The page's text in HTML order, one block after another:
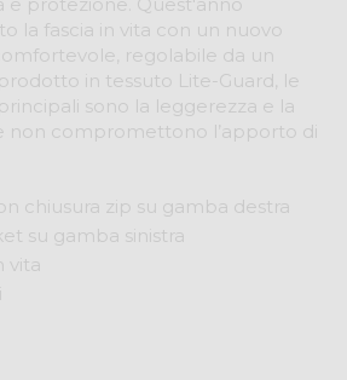
la fascia in vita con un nuovo
regolabile da un
in tessuto Lite-Guard, le
sono la leggerezza e la
non compromettono l’apporto di
chiusura zip su gamba destra
su gamba sinistra
vita